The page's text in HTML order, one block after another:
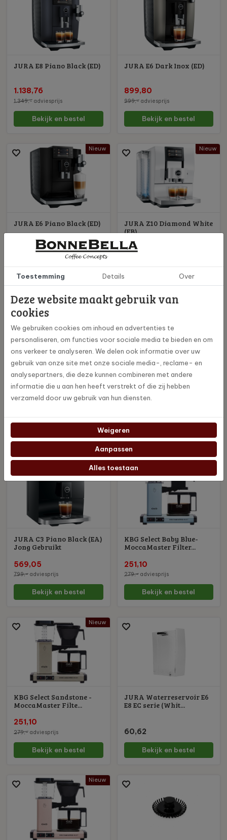
JURA E8 Piano Black (ED)
1.138,76
1.349,- adviesprijs
Bekijk en bestel
JURA E6 Dark Inox (ED)
899,80
999,-adviesprijs
Bekijk en bestel
Nieuw
JURA E6 Piano Black (ED)
878,81
Bekijk en bestel
Nieuw
JURA Z10 Diamond White
(EB)
2.178,53
Bekijk en bestel
JURA C9 Piano White
(EA)
(EB)
Jong gebruikt!
JURA C3 Piano Black (EA)
Jong Gebruikt
569,05
799,- adviesprijs
Bekijk en bestel
KBG Select Baby Blue-
MoccaMaster Filter...
251,10
279,-adviesprijs
Bekijk en bestel
Nieuw
KBG Select Sandstone -
MoccaMaster Filte...
251,10
279,- adviesprijs
Bekijk en bestel
JURA Waterreservoir E6
E8 EC serie (Whit...
60,62
Bekijk en bestel
Nieuw
Toestemming Details Over
Deze website maakt gebruik van
cookies
We gebruiken cookies om inhoud en advertenties te
personaliseren, om functies voor sociale media te bieden en om
ons verkeer te analyseren. We delen ook informatie over uw
gebruik van onze site met onze sociale media-, reclame- en
analysepartners, die deze kunnen combineren met andere
informatie die u aan hen heeft verstrekt of die zij hebben
verzameld door uw gebruik van hun diensten.
Weigeren
Aanpassen
Alles toestaan